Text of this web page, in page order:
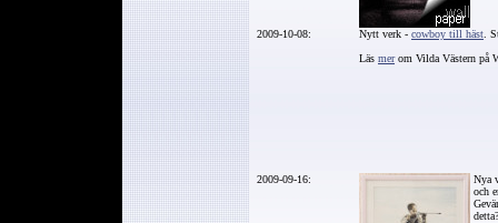
2009-10-08: Nytt verk - cowboy till häst .
Läs merom Vilda Västern på
2009-09-16:
Nya
och
detta?